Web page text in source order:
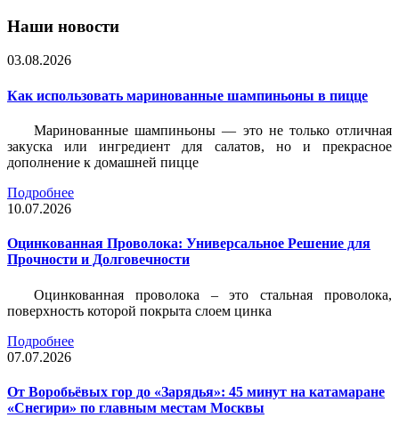
Наши новости
03.08.2026
Как использовать маринованные шампиньоны в пицце
Маринованные шампиньоны — это не только отличная
закуска или ингредиент для салатов, но и прекрасное
дополнение к домашней пицце
Подробнее
10.07.2026
Оцинкованная Проволока: Универсальное Решение для
Прочности и Долговечности
Оцинкованная проволока – это стальная проволока,
поверхность которой покрыта слоем цинка
Подробнее
07.07.2026
От Воробьёвых гор до «Зарядья»: 45 минут на катамаране
«Снегири» по главным местам Москвы